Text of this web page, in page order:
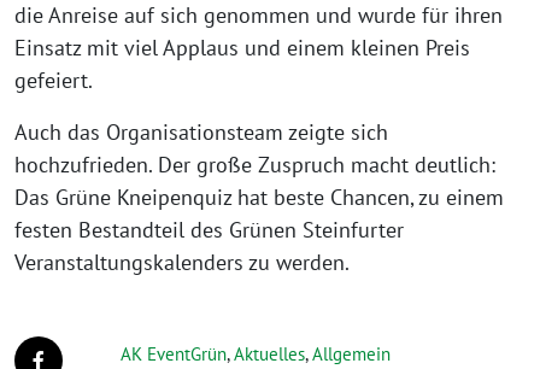
die Anreise auf sich genommen und wurde für ihren
Einsatz mit viel Applaus und einem kleinen Preis
gefeiert.
Auch das Organisationsteam zeigte sich
hochzufrieden. Der große Zuspruch macht deutlich:
Das Grüne Kneipenquiz hat beste Chancen, zu einem
festen Bestandteil des Grünen Steinfurter
Veranstaltungskalenders zu werden.
AK EventGrün,Aktuelles,Allgemein